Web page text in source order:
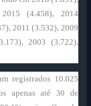
(4.458), 2014
2011 (3.532), 2009
2003 (3.722),
registrados 10.025
apenas até 30 de